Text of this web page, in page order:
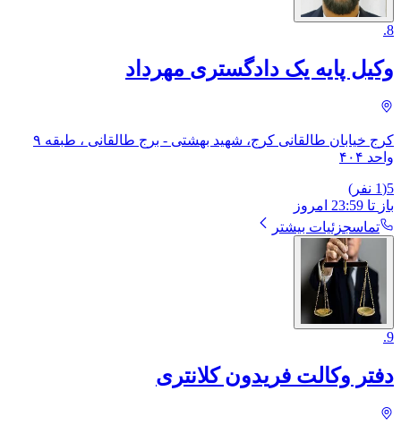
8
.
وکیل پایه یک دادگستری مهرداد
کرج خیابان طالقانی کرج، شهید بهشتى - برج طالقانی ، طبقه ۹
واحد ۴۰۴
5
(
1 نفر)
باز تا 23:59 امروز
تماسجزئیات بیشتر
9
.
دفتر وکالت فریدون کلانتری